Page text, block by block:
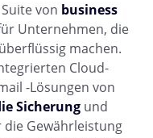
von business
Unternehmen, die
machen.
Cloud-
-Lösungen von
Sicherung und
Gewährleistung